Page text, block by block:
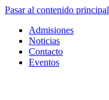
Pasar al contenido principal
Admisiones
Noticias
Contacto
Eventos